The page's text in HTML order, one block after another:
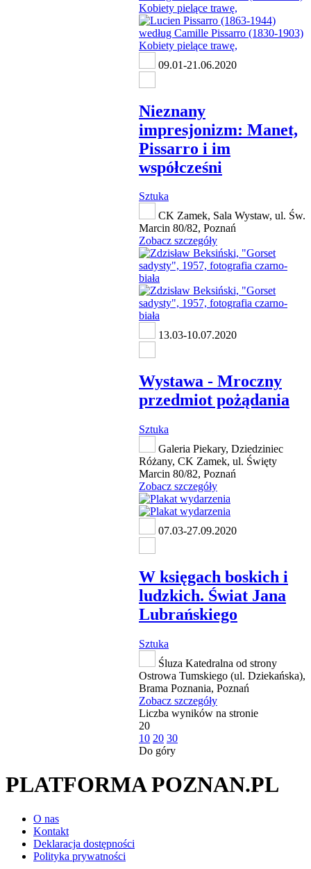
09.01-21.06.2020
Nieznany
impresjonizm: Manet,
Pissarro i im
współcześni
Sztuka
CK Zamek, Sala Wystaw, ul. Św.
Marcin 80/82, Poznań
Zobacz szczegóły
13.03-10.07.2020
Wystawa - Mroczny
przedmiot pożądania
Sztuka
Galeria Piekary, Dziedziniec
Różany, CK Zamek, ul. Święty
Marcin 80/82, Poznań
Zobacz szczegóły
07.03-27.09.2020
W księgach boskich i
ludzkich. Świat Jana
Lubrańskiego
Sztuka
Śluza Katedralna od strony
Ostrowa Tumskiego (ul. Dziekańska),
Brama Poznania, Poznań
Zobacz szczegóły
Liczba wyników na stronie
20
10 20 30
Do góry
PLATFORMA POZNAN.PL
O nas
Kontakt
Deklaracja dostępności
Polityka prywatności